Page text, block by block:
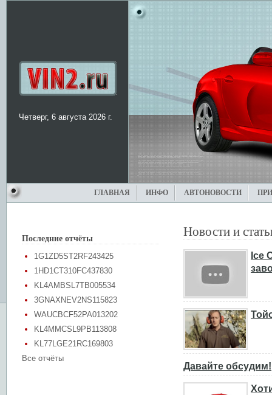
Четверг, 6 августа 2026 г.
ГЛАВНАЯ ИНФО АВТОНОВОСТИ
Последние отчёты
1G1ZD5ST2RF243425
1HD1CT310FC437830
KL4AMBSL7TB005534
3GNAXNEV2NS115823
WAUCBCF52PA013202
KL4MMCSL9PB113808
KL77LGE21RC169803
Все отчёты
Новости и
Ice
Давайте обсудим!